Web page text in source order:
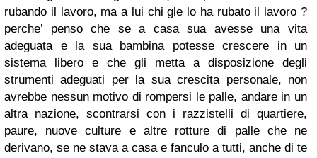
rubando il lavoro, ma a lui chi gle lo ha rubato il lavoro ?
perche’ penso che se a casa sua avesse una vita
adeguata e la sua bambina potesse crescere in un
sistema libero e che gli metta a disposizione degli
strumenti adeguati per la sua crescita personale, non
avrebbe nessun motivo di rompersi le palle, andare in un
altra nazione, scontrarsi con i razzistelli di quartiere,
paure, nuove culture e altre rotture di palle che ne
derivano, se ne stava a casa e fanculo a tutti, anche di te